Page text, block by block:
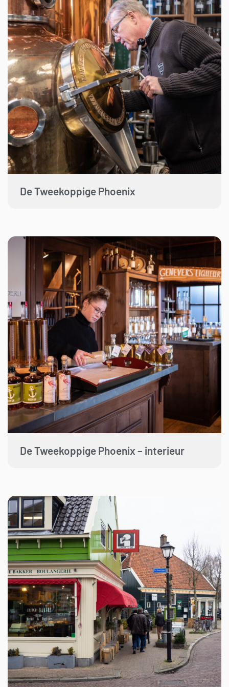
De Tweekoppige Phoenix
De Tweekoppige Phoenix – interieur